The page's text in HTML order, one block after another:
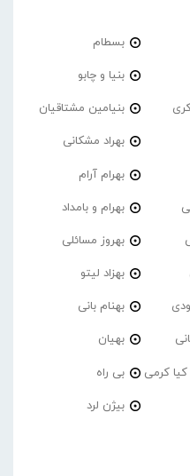
بسطام
بنیا و چابو
بنیامین مشتاقیان
بهراد مشکانی
بهرام آرام
بهرام و بامداد
بهروز مسائلی
بهزاد لیتو
بهنام بانی
بهیان
کرمی بی راه
بیژن لرد